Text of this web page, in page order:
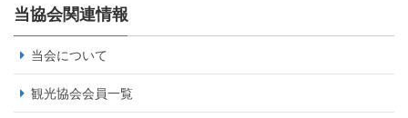
当協会関連情報
当会について
観光協会会員一覧